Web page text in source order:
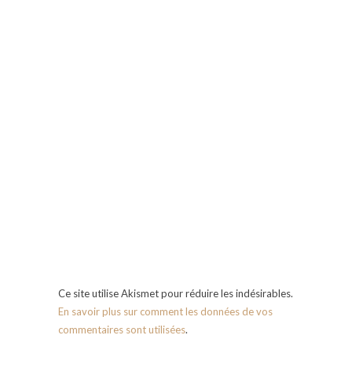
Ce site utilise Akismet pour réduire les indésirables.
En savoir plus sur comment les données de vos
commentaires sont utilisées.